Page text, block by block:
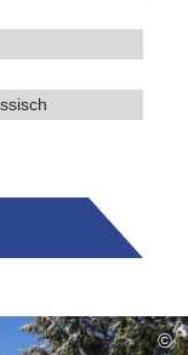
©